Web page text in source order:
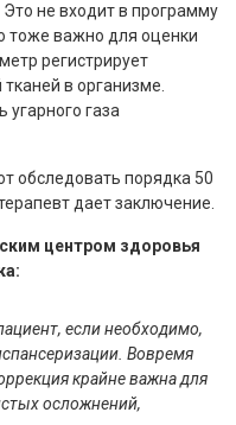
не входит в программу
тоже важно для оценки
регистрирует
в организме.
газа
обследовать порядка 50
дает заключение.
центром здоровья
если необходимо,
Вовремя
крайне важна для
осложнений,